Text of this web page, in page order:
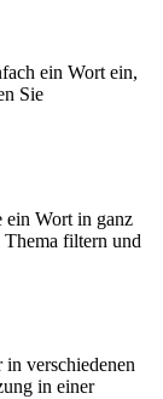
ein Wort ein,
Sie
ein Wort in ganz
Thema filtern und
verschiedenen
in einer